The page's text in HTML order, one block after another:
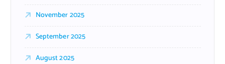
November 2025
September 2025
August 2025